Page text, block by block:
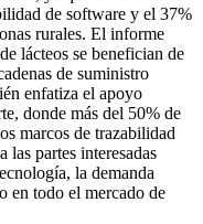
de software y el 37%
rurales. El informe
lácteos se benefician de
de suministro
enfatiza el apoyo
donde más del 50% de
marcos de trazabilidad
las partes interesadas
la demanda
en todo el mercado de